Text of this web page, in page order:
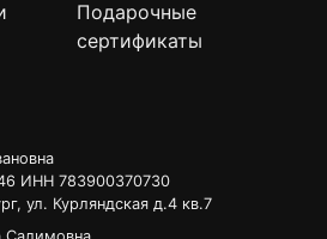
Подарочные
сертификаты
ИНН 783900370730
ул. Курляндская д.4 кв.7